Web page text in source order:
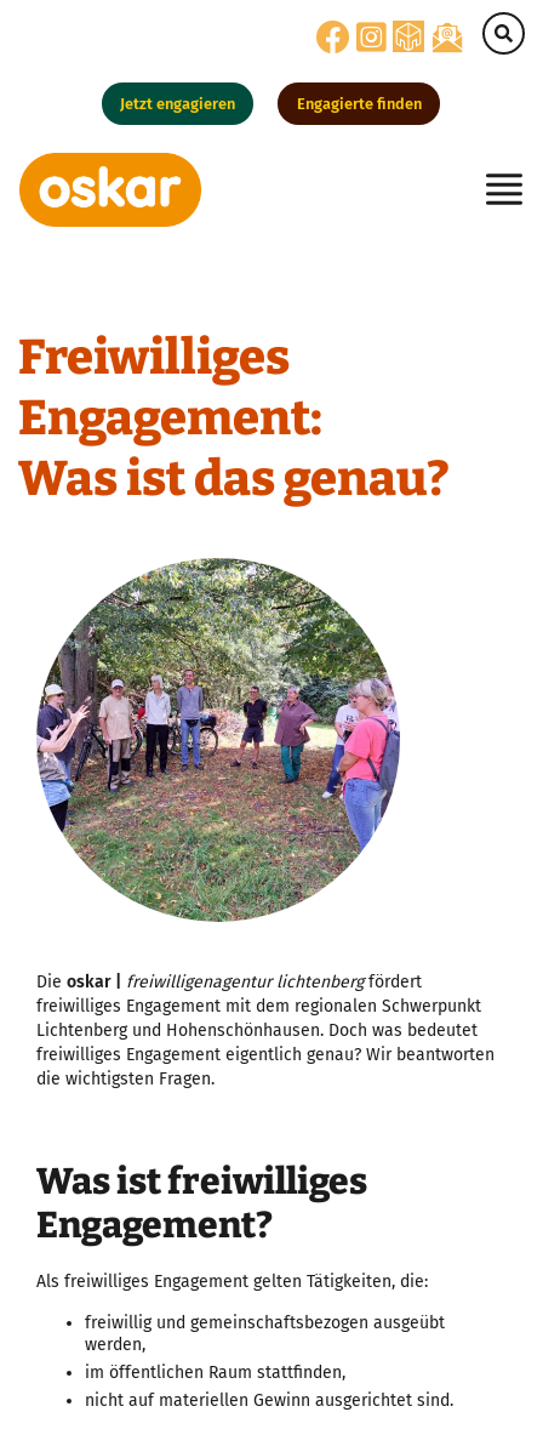
Jetzt engagieren Engagierte finden
Hauptnavigation
Freiwilliges
Engagement:
Was ist das genau?
Die oskar | freiwilligenagentur lichtenbergfördert
freiwilliges Engagement mit dem regionalen Schwerpunkt
Lichtenberg und Hohenschönhausen. Doch was bedeutet
freiwilliges Engagement eigentlich genau? Wir beantworten
die wichtigsten Fragen.
Was ist freiwilliges
Engagement?
Als freiwilliges Engagement gelten Tätigkeiten, die:
freiwillig und gemeinschaftsbezogen ausgeübt
werden,
im öffentlichen Raum stattfinden,
nicht auf materiellen Gewinn ausgerichtet sind.